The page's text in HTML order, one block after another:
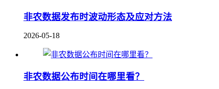
非农数据发布时波动形态及应对方法
2026-05-18
非农数据公布时间在哪里看？